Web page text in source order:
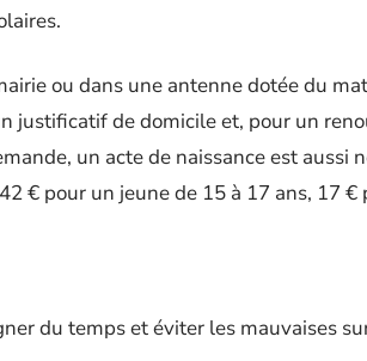
ou dans une antenne dotée du
justificatif de domicile et, pour un
un acte de naissance est aussi
€ pour un jeune de 15 à 17 ans, 17
du temps et éviter les mauvaises